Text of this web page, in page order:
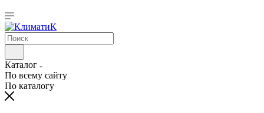
Каталог
По всему сайту
По каталогу